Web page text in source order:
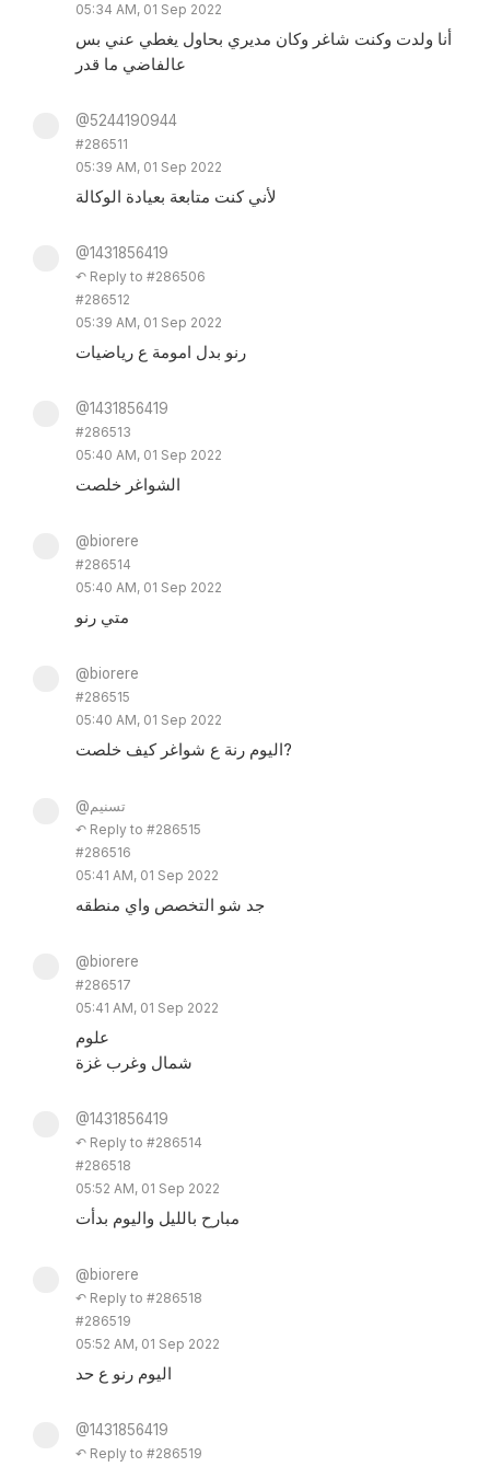
05:34 AM, 01 Sep 2022
أنا ولدت وكنت شاغر وكان مديري بحاول يغطي عني بس
عالفاضي ما قدر
@5244190944
#286511
05:39 AM, 01 Sep 2022
لأني كنت متابعة بعيادة الوكالة
@1431856419
↶ Reply to #286506
#286512
05:39 AM, 01 Sep 2022
رنو بدل امومة ع رياضيات
@1431856419
#286513
05:40 AM, 01 Sep 2022
الشواغر خلصت
@biorere
#286514
05:40 AM, 01 Sep 2022
متي رنو
@biorere
#286515
05:40 AM, 01 Sep 2022
اليوم رنة ع شواغر كيف خلصت?
@تسنيم
↶ Reply to #286515
#286516
05:41 AM, 01 Sep 2022
جد شو التخصص واي منطقه
@biorere
#286517
05:41 AM, 01 Sep 2022
علوم
شمال وغرب غزة
@1431856419
↶ Reply to #286514
#286518
05:52 AM, 01 Sep 2022
مبارح بالليل واليوم بدأت
@biorere
↶ Reply to #286518
#286519
05:52 AM, 01 Sep 2022
اليوم رنو ع حد
@1431856419
↶ Reply to #286519